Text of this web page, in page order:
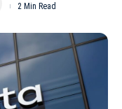
2 Min Read